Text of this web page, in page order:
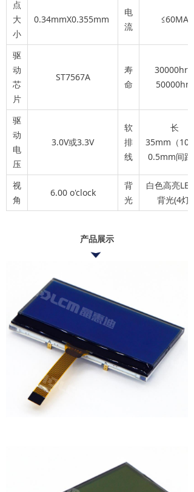
点
大
小
0.34mmX0.355mm
电
流
≤60MA
驱
动
芯
片
ST7567A
寿
命
30000hrs-
50000hrs
驱
动
电
压
3.0V或3.3V
软
排
线
长
35mm（
0.5mm间距
视
角
6.00 o'clock
背
光
白色高亮LED
背光(4灯)
产品展示